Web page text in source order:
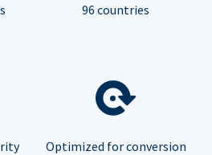
96 countries
Optimized for conversion